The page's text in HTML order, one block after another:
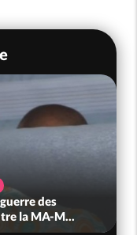
des
la MA-M...